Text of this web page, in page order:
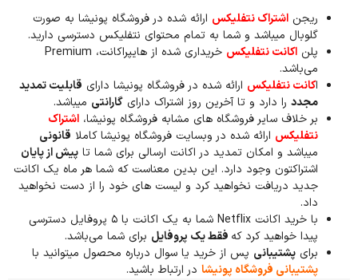
ریجن اشتراک نتفلیکس ارائه شده در فروشگاه پونیشا به صورت
گلوبال میباشد و شما به تمام محتوای نتفلیکس دسترسی دارید.
پلن اکانت نتفلیکس
خریداری شده از هایپراکانت، Premium
می‌باشد.
اکانت نتفلیکس ارائه شده در فروشگاه پونیشا دارای قابلیت تمدید
مجدد را دارد و تا آخرین روز اشتراک دارای گارانتی میباشد.
بر خلاف سایر فروشگاه های مشابه فروشگاه پونیشا، اشتراک
نتفلیکس ارائه شده در وبسایت فروشگاه پونیشا کاملا قانونی
میباشد و امکان تمدید در اکانت ارسالی برای شما تا پیش از پایان
اشتراکتون وجود دارد. این بدین معناست که شما هر ماه یک اکانت
جدید دریافت نخواهید کرد و لیست های خود را از دست نخواهید
داد.
با خرید اکانت Netflix شما به یک اکانت با ۵ پروفایل دسترسی
پیدا خواهید کرد که فقط یک پروفایل برای شما می‌باشد.
برای پشتیبانی پس از خرید یا سوال درباره محصول میتوانید با
پشتیبانی فروشگاه پونیشا در ارتباط باشید.